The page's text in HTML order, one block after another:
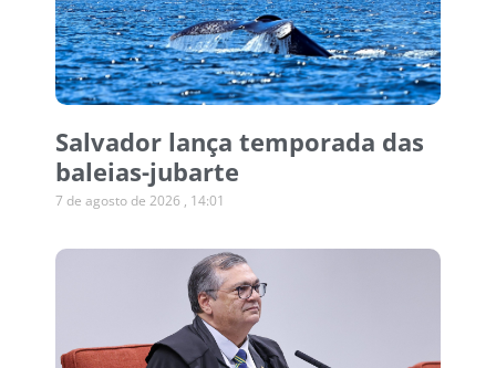
Salvador lança temporada das
baleias-jubarte
7 de agosto de 2026 14:01